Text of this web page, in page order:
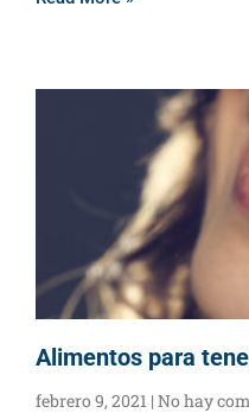
Alimentos para
febrero 9, 2021 No hay